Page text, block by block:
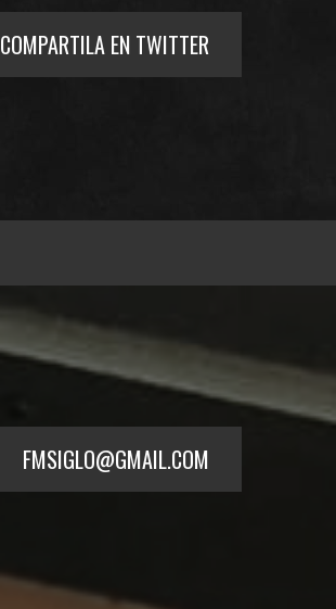
COMPARTILA EN TWITTER
FMSIGLO@GMAIL.COM